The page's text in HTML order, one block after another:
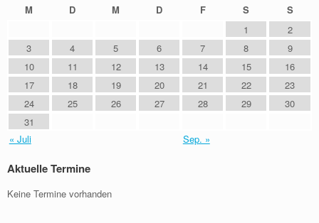
M
D M D F S
S
1
2
3
4 5 6 7 8
9
10
11 12 13 14 15
16
17
18 19 20 21 22
23
24
25 26 27 28 29
30
31
« Juli
Sep. »
Aktuelle Termine
Keine Termine vorhanden